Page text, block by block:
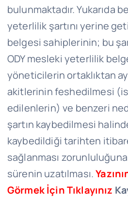
bulunmaktadır. Yukarıda
yeterlilik şartını yerine
belgesi sahiplerinin; bu
ODY mesleki yeterlilik
yöneticilerin ortaklıktan
akitlerinin feshedilmesi
edilenlerin) ve benzeri
şartın kaybedilmesi
kaybedildiği tarihten
sağlanması
sürenin uzatılması.
Görmek İçin Tıklayınız